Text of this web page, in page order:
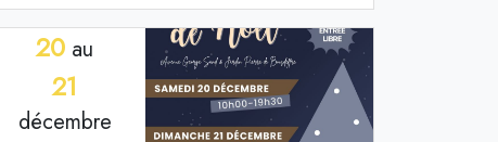
20 au
21
décembre